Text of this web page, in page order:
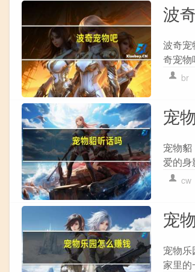
波
波奇宠
奇宠物
br
宠
宠物
爱的身
cw
宠
宠物
家里